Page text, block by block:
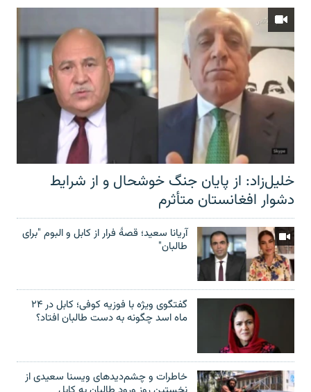
خلیل‌زاد: از پایان جنگ خوشحال و از شرایط
دشوار افغانستان متأثرم
آریانا سعید؛ قصۀ فرار از کابل و البوم "برای
طالبان"
گفتگوی ویژه با فوزیه کوفی؛ کابل در ۲۴
ماه اسد چگونه به دست طالبان افتاد؟
خاطرات و چشم‌دید‌های ویسنا سعیدی از